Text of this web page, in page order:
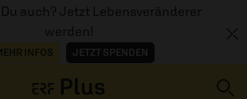
auch? Jetzt Lebensveränderer
werden!
INFOS JETZT SPENDEN